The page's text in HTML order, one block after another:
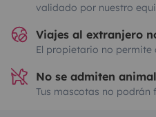
validado por nuestro
Viajes al extranjero
El propietario no permite
No se admiten
Tus mascotas no